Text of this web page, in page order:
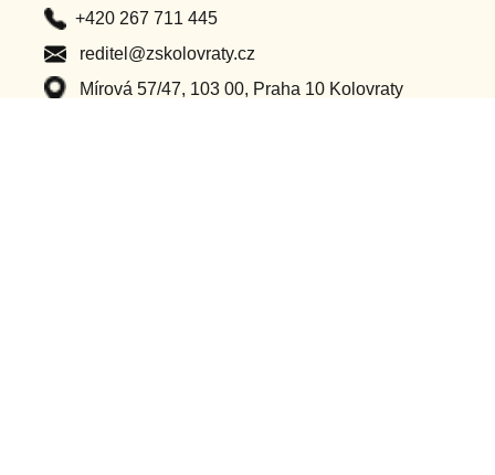
+420 267 711 445
reditel@zskolovraty.cz
Mírová 57/47, 103 00, Praha 10 Kolovraty